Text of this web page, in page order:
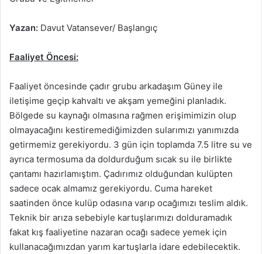
Yazan: Davut Vatansever/ Başlangıç
Faaliyet Öncesi:
Faaliyet öncesinde çadır grubu arkadaşım Güney ile
iletişime geçip kahvaltı ve akşam yemeğini planladık.
Bölgede su kaynağı olmasına rağmen erişimimizin olup
olmayacağını kestiremediğimizden sularımızı yanımızda
getirmemiz gerekiyordu. 3 gün için toplamda 7.5 litre su ve
ayrıca termosuma da doldurduğum sıcak su ile birlikte
çantamı hazırlamıştım. Çadırımız olduğundan kulüpten
sadece ocak almamız gerekiyordu. Cuma hareket
saatinden önce kulüp odasına varıp ocağımızı teslim aldık.
Teknik bir arıza sebebiyle kartuşlarımızı dolduramadık
fakat kış faaliyetine nazaran ocağı sadece yemek için
kullanacağımızdan yarım kartuşlarla idare edebilecektik.